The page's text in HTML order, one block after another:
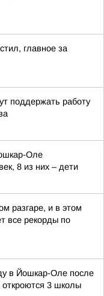
главное за
поддержать работу
Оле
8 из них – дети
разгаре, и в этом
все рекорды по
в Йошкар-Оле после
откроются 3 школы